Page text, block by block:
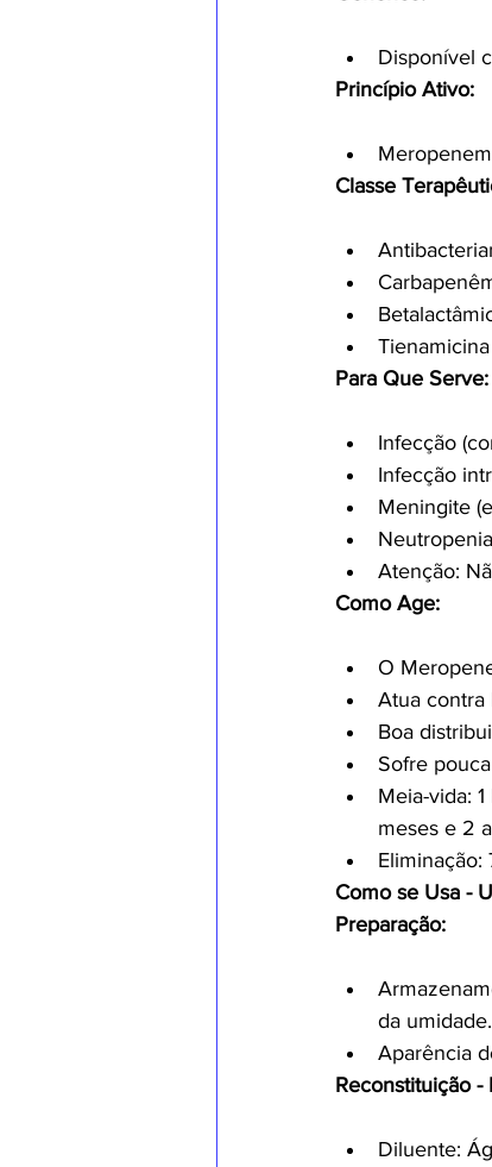
Disponível
Princípio Ativo:
Classe
Para Que Serve:
Infecção
Infecção
Meningite
Atenção:
Como Age:
O
Atua contra
Boa
Sofre
Meia-vida:
meses e 2
Eliminação:
Como se Usa -
Preparação:
da umidade.
Aparência
Reconstituição
Diluente: